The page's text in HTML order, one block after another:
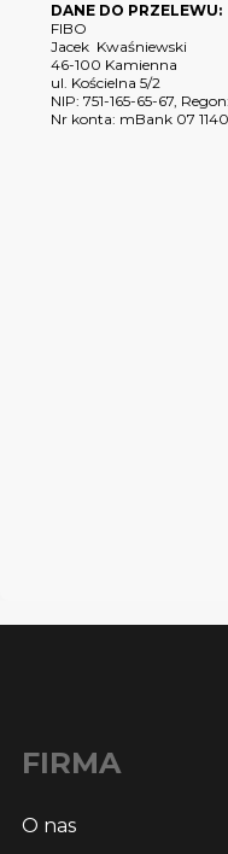
DANE DO PRZELEWU:
FIBO
Jacek Kwaśniewski
46-100 Kamienna
ul. Kościelna 5/2
NIP: 751-165-65-67,
Nr konta: mBank 07
FIRMA
O nas